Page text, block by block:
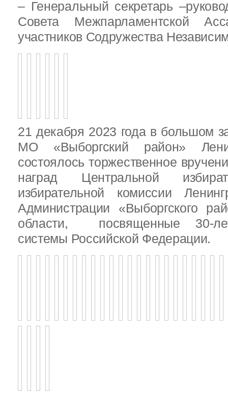
– Генеральный секретарь
Совета Межпарламентской
участников Содружества
21 декабря 2023 года в большом
МО «Выборгский район»
состоялось торжественное
наград Центральной
избирательной комиссии
Администрации «Выборгского
области, посвященные 30-
системы Российской Федерации.